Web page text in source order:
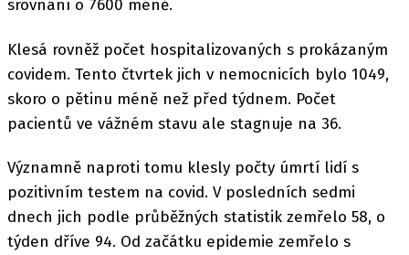
srovnání o 7600 méně.
Klesá rovněž počet hospitalizovaných s prokázaným
covidem. Tento čtvrtek jich v nemocnicích bylo 1049,
skoro o pětinu méně než před týdnem. Počet
pacientů ve vážném stavu ale stagnuje na 36.
Významně naproti tomu klesly počty úmrtí lidí s
pozitivním testem na covid. V posledních sedmi
dnech jich podle průběžných statistik zemřelo 58, o
týden dříve 94. Od začátku epidemie zemřelo s